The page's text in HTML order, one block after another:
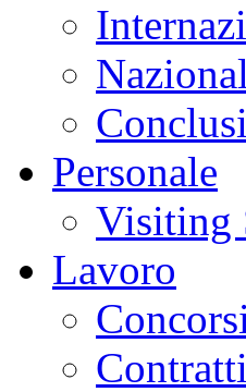
Conclusi
Personale
Visiting
Lavoro